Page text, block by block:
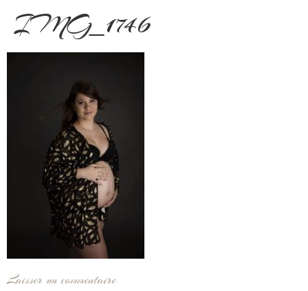
IMG_1746
Laisser un commentaire